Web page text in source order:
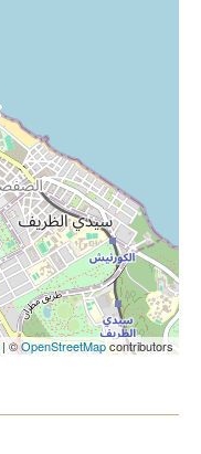
| ©OpenStreetMapcontributors